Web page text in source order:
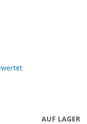
AUF LAGER